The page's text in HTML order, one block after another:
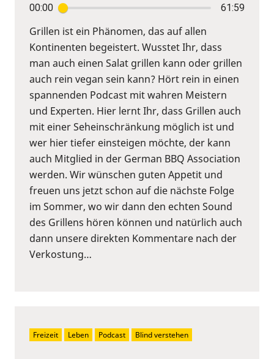
00:00 61:59
Grillen ist ein Phänomen, das auf allen
Kontinenten begeistert. Wusstet Ihr, dass
man auch einen Salat grillen kann oder grillen
auch rein vegan sein kann? Hört rein in einen
spannenden Podcast mit wahren Meistern
und Experten. Hier lernt Ihr, dass Grillen auch
mit einer Seheinschränkung möglich ist und
wer hier tiefer einsteigen möchte, der kann
auch Mitglied in der German BBQ Association
werden. Wir wünschen guten Appetit und
freuen uns jetzt schon auf die nächste Folge
im Sommer, wo wir dann den echten Sound
des Grillens hören können und natürlich auch
dann unsere direkten Kommentare nach der
Verkostung…
Freizeit Leben Podcast Blind verstehen